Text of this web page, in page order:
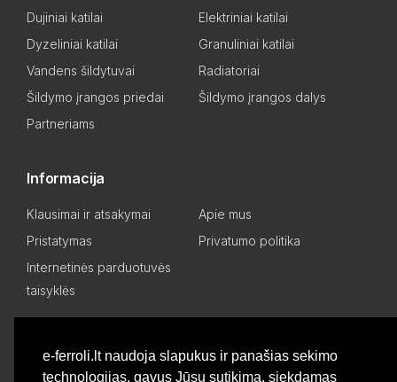
e-ferroli.lt naudoja slapukus ir panašias sekimo
technologijas, gavus Jūsų sutikimą, siekdamas
Dujiniai katilai
Elektriniai katilai
Dyzeliniai katilai
Granuliniai katilai
Vandens šildytuvai
Radiatoriai
Šildymo įrangos priedai
Šildymo įrangos dalys
Partneriams
Informacija
Klausimai ir atsakymai
Apie mus
Pristatymas
Privatumo politika
Internetinės parduotuvės
taisyklės